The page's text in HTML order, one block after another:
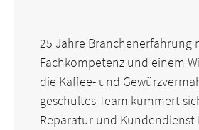
25 Jahre Branchenerfahrung
Fachkompetenz und einem
die Kaffee- und
geschultes Team kümmert
Reparatur und Kundendienst